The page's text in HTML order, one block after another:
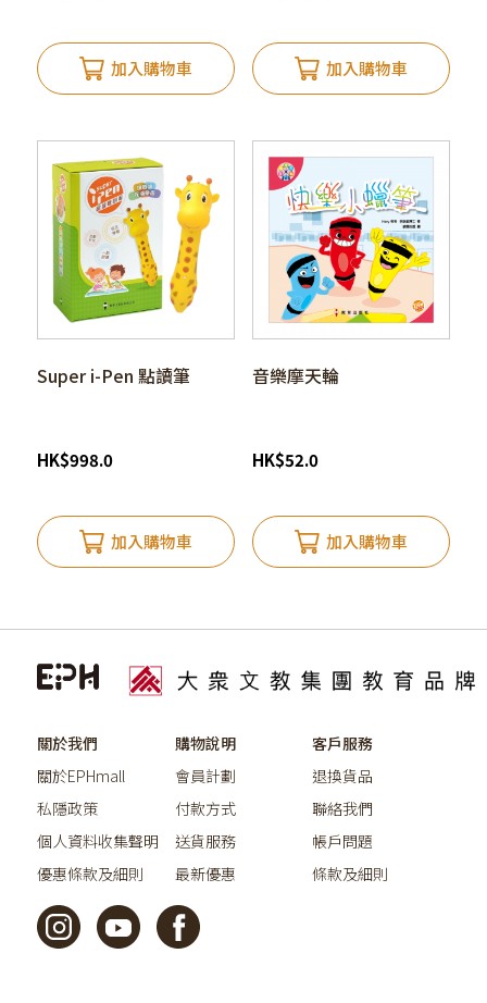
加入購物車 加入購物車
Super i-Pen 點讀筆
HK$998.0
加入購物車
音樂摩天輪
HK$52.0
加入購物車
關於我們
關於EPHmall
私隱政策
個人資料收集聲明
優惠條款及細則
購物說明
會員計劃
付款方式
送貨服務
最新優惠
客戶服務
退換貨品
聯絡我們
帳戶問題
條款及細則